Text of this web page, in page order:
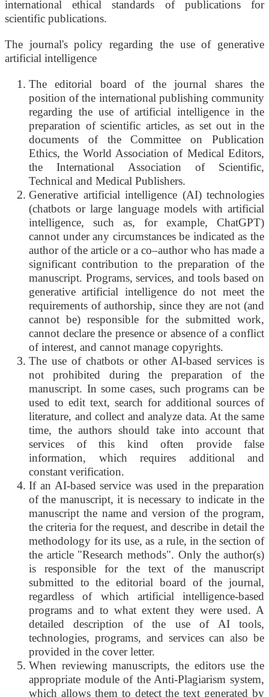
international ethical standards of publications for
scientific publications.
The journal's policy regarding the use of generative
artificial intelligence
The editorial board of the journal shares the
position of the international publishing community
regarding the use of artificial intelligence in the
preparation of scientific articles, as set out in the
documents of the Committee on Publication
Ethics, the World Association of Medical Editors,
the International Association of Scientific,
Technical and Medical Publishers.
Generative artificial intelligence (AI) technologies
(chatbots or large language models with artificial
intelligence, such as, for example, ChatGPT)
cannot under any circumstances be indicated as the
author of the article or a co–author who has made a
significant contribution to the preparation of the
manuscript. Programs, services, and tools based on
generative artificial intelligence do not meet the
requirements of authorship, since they are not (and
cannot be) responsible for the submitted work,
cannot declare the presence or absence of a conflict
of interest, and cannot manage copyrights.
The use of chatbots or other AI-based services is
not prohibited during the preparation of the
manuscript. In some cases, such programs can be
used to edit text, search for additional sources of
literature, and collect and analyze data. At the same
time, the authors should take into account that
services of this kind often provide false
information, which requires additional and
constant verification.
If an AI-based service was used in the preparation
of the manuscript, it is necessary to indicate in the
manuscript the name and version of the program,
the criteria for the request, and describe in detail the
methodology for its use, as a rule, in the section of
the article "Research methods". Only the author(s)
is responsible for the text of the manuscript
submitted to the editorial board of the journal,
regardless of which artificial intelligence-based
programs and to what extent they were used. A
detailed description of the use of AI tools,
technologies, programs, and services can also be
provided in the cover letter.
When reviewing manuscripts, the editors use the
appropriate module of the Anti-Plagiarism system,
which allows them to detect the text generated by